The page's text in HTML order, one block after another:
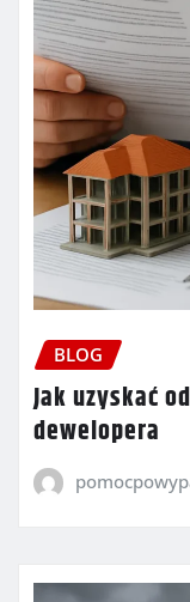
BLOG
Jak uzyskać
dewelopera